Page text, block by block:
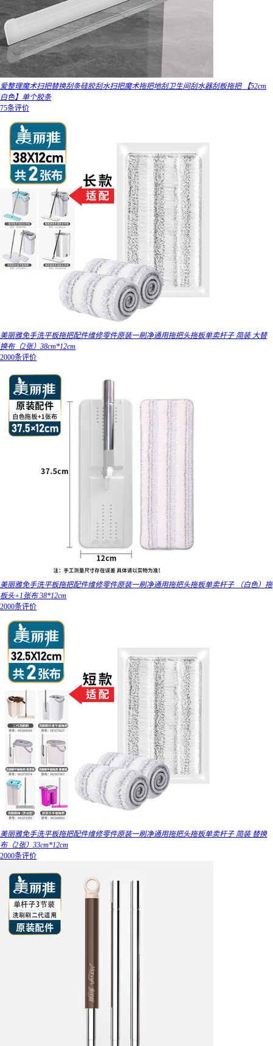
爱整理魔术扫把替换刮条硅胶刮水扫把魔术拖把地刮卫生间刮水器刮板拖把 【52cm
白色】单个胶条
75条评价
美丽雅免手洗平板拖把配件维修零件原装一刷净通用拖把头拖板单卖杆子 简装 大替
换布（2张）38cm*12cm
2000条评价
美丽雅免手洗平板拖把配件维修零件原装一刷净通用拖把头拖板单卖杆子 （白色）拖
板头+1张布 38*12cm
2000条评价
美丽雅免手洗平板拖把配件维修零件原装一刷净通用拖把头拖板单卖杆子 简装 替换
布（2张）33cm*12cm
2000条评价